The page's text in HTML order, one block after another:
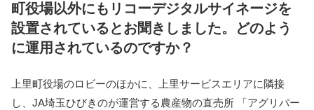
町役場以外にもリコーデジタルサイネージを
設置されているとお聞きしました。どのよう
に運用されているのですか？
上里町役場のロビーのほかに、上里サービスエリアに隣接
し、JA埼玉ひびきのが運営する農産物の直売所 「アグリパー